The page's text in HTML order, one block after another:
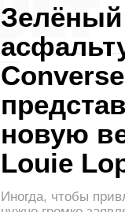
Converse
новую
Louie
Иногда, чтобы